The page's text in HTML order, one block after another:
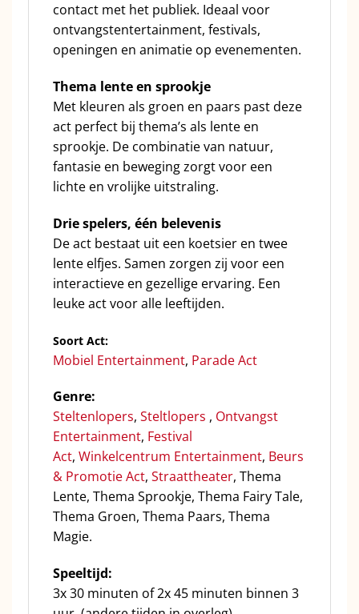
contact met het publiek. Ideaal voor
ontvangstentertainment, festivals,
openingen en animatie op evenementen.
Thema lente en sprookje
Met kleuren als groen en paars past deze
act perfect bij thema’s als lente en
sprookje. De combinatie van natuur,
fantasie en beweging zorgt voor een
lichte en vrolijke uitstraling.
Drie spelers, één belevenis
De act bestaat uit een koetsier en twee
lente elfjes. Samen zorgen zij voor een
interactieve en gezellige ervaring. Een
leuke act voor alle leeftijden.
Soort Act:
Mobiel Entertainment, Parade Act
Genre:
Steltenlopers, Steltlopers , Ontvangst
Entertainment, Festival
Act, Winkelcentrum Entertainment, Beurs
& Promotie Act, Straattheater, Thema
Lente, Thema Sprookje, Thema Fairy Tale,
Thema Groen, Thema Paars, Thema
Magie.
Speeltijd:
3x 30 minuten of 2x 45 minuten binnen 3